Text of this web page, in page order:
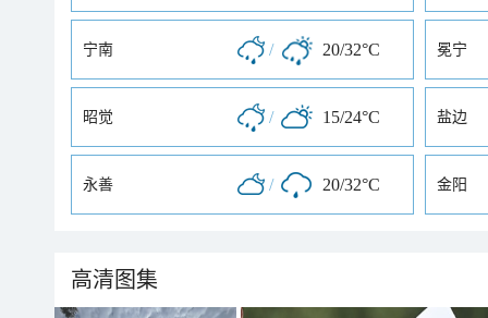
宁南 / 20/32°C 冕宁
昭觉 / 15/24°C 盐边
永善 / 20/32°C 金阳
高清图集